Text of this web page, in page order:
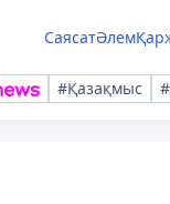
СаясатӘлем
#Қазақмыс